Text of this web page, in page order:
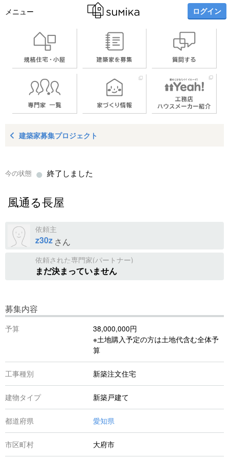
メニュー ログイン
建築家募集プロジェクト
今の状態 ● 終了しました
風通る長屋
依頼主
z30z さん
依頼された専門家(パートナー)
まだ決まっていません
募集内容
予算
38,000,000円
※土地購入予定の方は土地代含む全体予
算
工事種別 新築注文住宅
建物タイプ 新築戸建て
都道府県 愛知県
市区町村 大府市